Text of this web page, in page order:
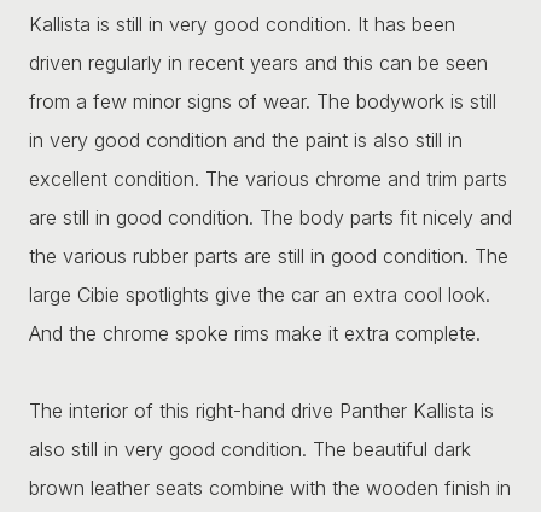
Kallista is still in very good condition. It has been
driven regularly in recent years and this can be seen
from a few minor signs of wear. The bodywork is still
in very good condition and the paint is also still in
excellent condition. The various chrome and trim parts
are still in good condition. The body parts fit nicely and
the various rubber parts are still in good condition. The
large Cibie spotlights give the car an extra cool look.
And the chrome spoke rims make it extra complete.
The interior of this right-hand drive Panther Kallista is
also still in very good condition. The beautiful dark
brown leather seats combine with the wooden finish in